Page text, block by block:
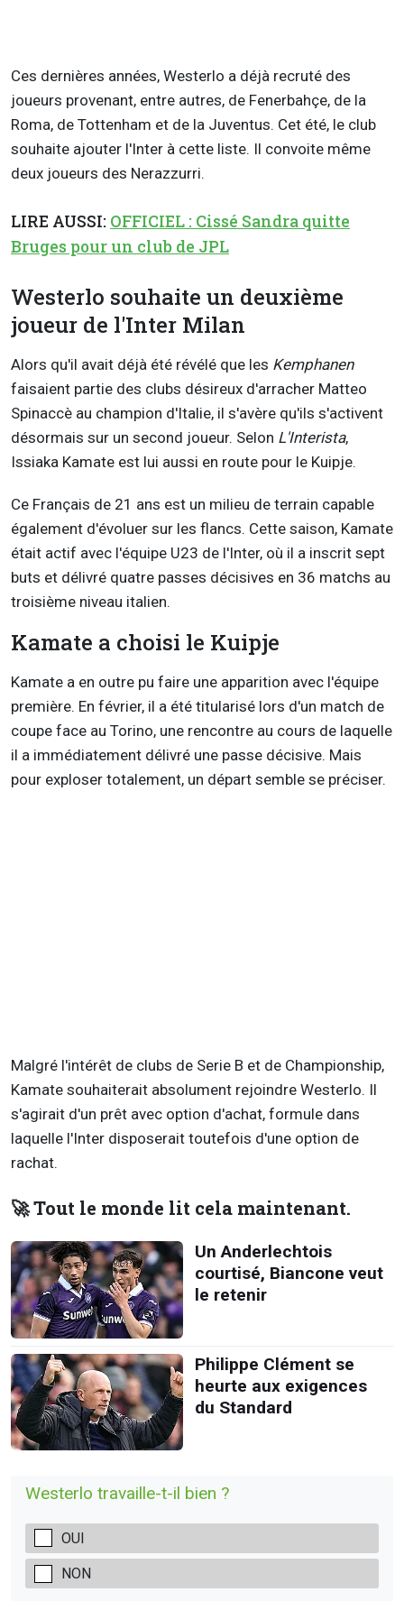
Ces dernières années, Westerlo a déjà recruté des
joueurs provenant, entre autres, de Fenerbahçe, de la
Roma, de Tottenham et de la Juventus. Cet été, le club
souhaite ajouter l'Inter à cette liste. Il convoite même
deux joueurs des Nerazzurri.
LIRE AUSSI: OFFICIEL : Cissé Sandra quitte
Bruges pour un club de JPL
Westerlo souhaite un deuxième
joueur de l'Inter Milan
Alors qu'il avait déjà été révélé que les Kemphanen
faisaient partie des clubs désireux d'arracher Matteo
Spinaccè au champion d'Italie, il s'avère qu'ils s'activent
désormais sur un second joueur. Selon L'Interista,
Issiaka Kamate est lui aussi en route pour le Kuipje.
Ce Français de 21 ans est un milieu de terrain capable
également d'évoluer sur les flancs. Cette saison, Kamate
était actif avec l'équipe U23 de l'Inter, où il a inscrit sept
buts et délivré quatre passes décisives en 36 matchs au
troisième niveau italien.
Kamate a choisi le Kuipje
Kamate a en outre pu faire une apparition avec l'équipe
première. En février, il a été titularisé lors d'un match de
coupe face au Torino, une rencontre au cours de laquelle
il a immédiatement délivré une passe décisive. Mais
pour exploser totalement, un départ semble se préciser.
Malgré l'intérêt de clubs de Serie B et de Championship,
Kamate souhaiterait absolument rejoindre Westerlo. Il
s'agirait d'un prêt avec option d'achat, formule dans
laquelle l'Inter disposerait toutefois d'une option de
rachat.
🚀 Tout le monde lit cela maintenant.
Un Anderlechtois
courtisé, Biancone veut
le retenir
Philippe Clément se
heurte aux exigences
du Standard
Westerlo travaille-t-il bien ?
OUI
NON